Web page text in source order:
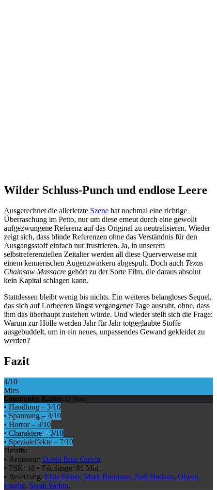
Wilder Schluss-Punch und endlose Leere
Ausgerechnet die allerletzte Szene hat nochmal eine richtige
Überraschung im Petto, nur um diese erneut durch eine gewollt
aufgezwungene Referenz auf das Original zu neutralisieren. Wieder
zeigt sich, dass blinde Referenzen ohne das Verständnis für den
Ausgangsstoff einfach nur frustrieren. Ja, in unserem
selbstreferenziellen Zeitalter werden all diese Querverweise mit
einem kennerischen Augenzwinkern abgespult. Doch auch Texas
Chainsaw Massacre gehört zu der Sorte Film, die daraus absolut
kein Kapital schlagen kann.
Stattdessen bleibt wenig bis nichts. Ein weiteres belangloses Sequel,
das sich auf Lorbeeren längst vergangener Tage ausruht, ohne, dass
ihm das überhaupt zustehen würde. Und wieder stellt sich die Frage:
Warum zur Hölle werden Jahr für Jahr totgeglaubte Stoffe
ausgebuddelt, um in ein neues, unpassendes Gewand gekleidet zu
werden?
Fazit
4/10
Mies
Community-Rating: ( 3 Votes)
• Handlung – 3/10
• Spannung – 4/10
• Horror– 3/10
• Charaktere – 3/10
• Spezialeffekte – 7/10
Details:
• Regisseur: David Blue Garcia,
• FSK: 18 • Filmlänge: 81 Min.
• Besetzung: Elsie Fisher, Mark Burnham, Nell Hudson, Olwen
Fouéré, Sarah Yarkin,